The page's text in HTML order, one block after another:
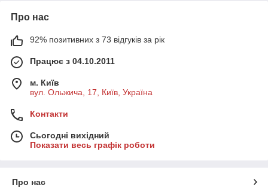
Про нас
92% позитивних з 73 відгуків за рік
Працює з 04.10.2011
м. Київ
вул. Ольжича, 17, Київ, Україна
Контакти
Сьогодні вихідний
Показати весь графік роботи
Про нас